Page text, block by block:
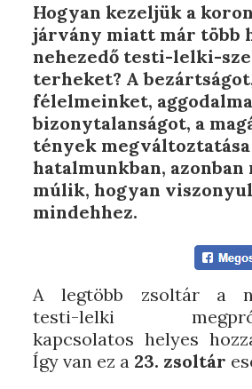
Hogyan kezeljük a
járvány miatt már több
nehezedő testi-lelki-
terheket? A
félelmeinket,
bizonytalanságot, a
tények
hatalmunkban,
múlik, hogyan
mindehhez.
A legtöbb zsoltár a
testi-lelki
kapcsolatos helyes
Így van ez a 23. zsoltár